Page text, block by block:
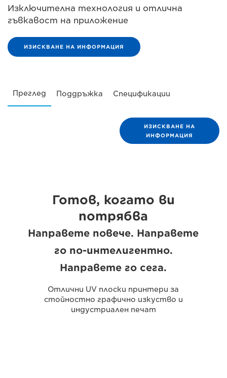
Изключителна технология и отлична
гъвкавост на приложение
ИЗИСКВАНЕ НА ИНФОРМАЦИЯ
Преглед Поддръжка Спецификации
ИЗИСКВАНЕ НА
ИНФОРМАЦИЯ
Готов, когато ви
потрябва
Направете повече. Направете
го по-интелигентно.
Направете го сега.
Отлични UV плоски принтери за
стойностно графично изкуство и
индустриален печат